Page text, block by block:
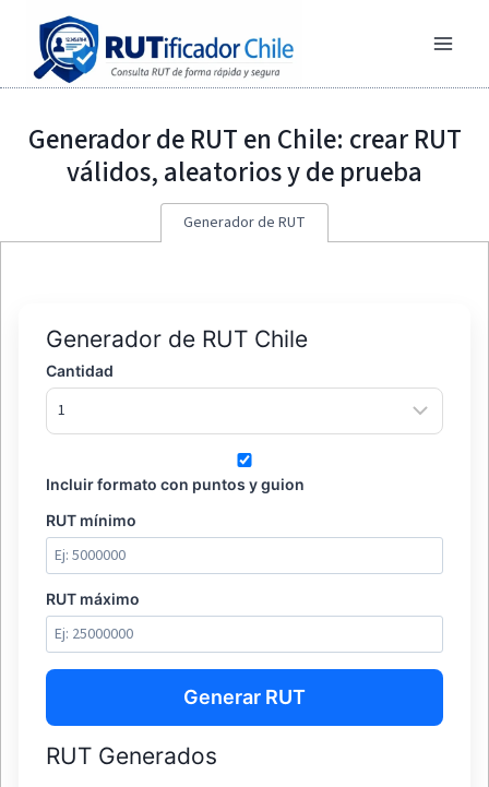
contenido
Generador de RUT en Chile: crear RUT
válidos, aleatorios y de prueba
Generador de RUT
Generador de RUT Chile
Cantidad
Incluir formato con puntos y guion
RUT mínimo
RUT máximo
Generar RUT
RUT Generados